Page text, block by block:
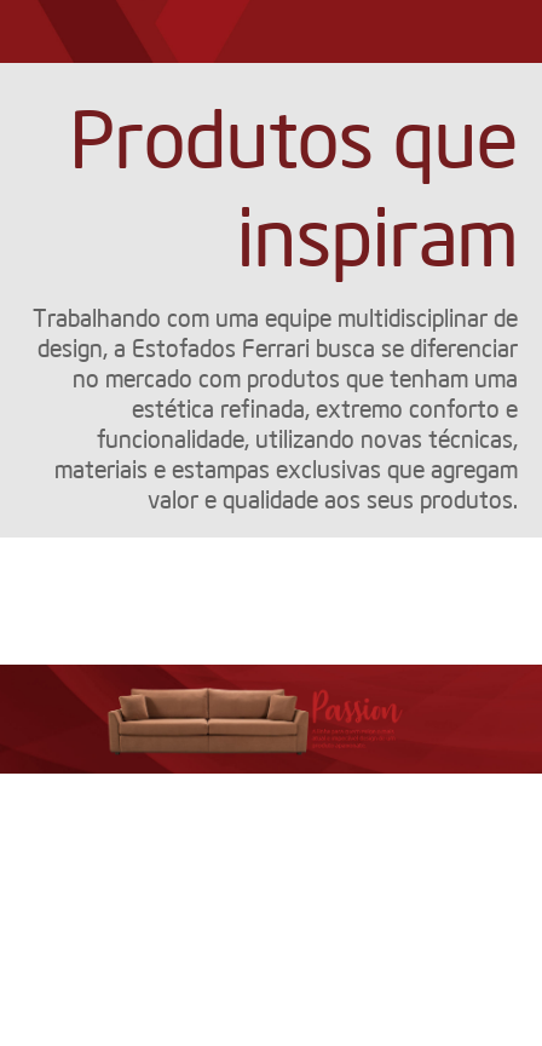
Produtos que
inspiram
Trabalhando com uma equipe multidisciplinar de
design, a Estofados Ferrari busca se diferenciar
no mercado com produtos que tenham uma
estética refinada, extremo conforto e
funcionalidade, utilizando novas técnicas,
materiais e estampas exclusivas que agregam
valor e qualidade aos seus produtos.